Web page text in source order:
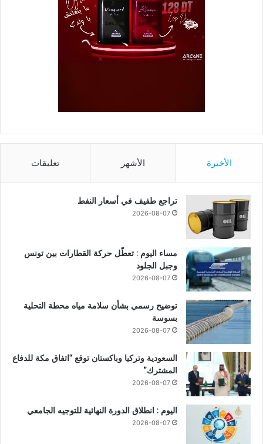
الأخيرة الأشهر تعليقات
تراجع طفيف في أسعار النفط
2026-08-07
مساء اليوم : تعطّل حركة القطارات بين تونس
وجبل الجلود
2026-08-07
توضيح رسمي بشأن سلامة مياه محطة التحلية
بسوسة
2026-08-07
السعودية وتركيا وباكستان توقع “اتفاق مكة للدفاع
المشترك”
2026-08-07
اليوم : انطلاق الدورة النهائية للتوجيه الجامعي
2026-08-07